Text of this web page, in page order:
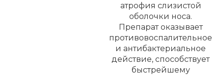
атрофия слизистой
оболочки носа.
Препарат оказывает
противовоспалительное
и антибактериальное
действие, способствует
быстрейшему